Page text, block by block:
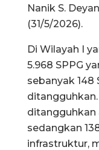
Nanik S.
(31/5/2026).
Di Wilayah I
5.968 SPPG
sebanyak 148
ditangguhkan.
ditangguhkan
sedangkan
infrastruktur,